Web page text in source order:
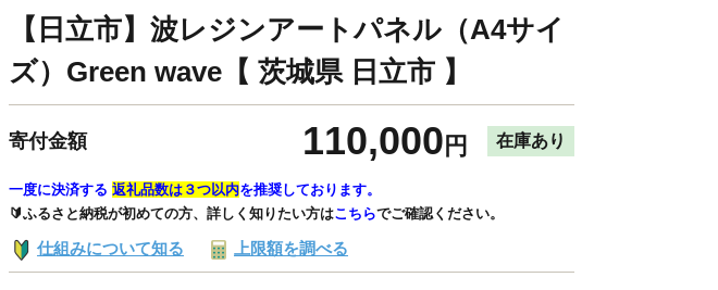
【日立市】波レジンアートパネル（A4サイ
ズ）Green wave【 茨城県 日立市 】
寄付金額 110,000 円 在庫あり
一度に決済する 返礼品数は３つ以内を推奨しております。
🔰ふるさと納税が初めての方、詳しく知りたい方はこちらでご確認ください。
仕組みについて知る 上限額を調べる